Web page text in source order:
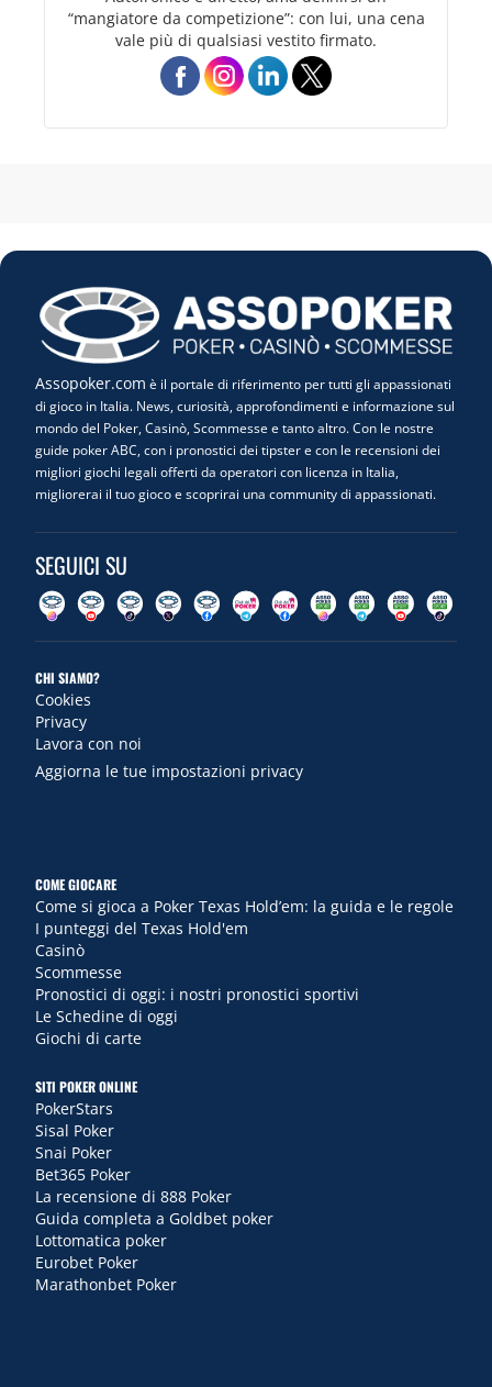
“mangiatore da competizione”: con lui, una cena
vale più di qualsiasi vestito firmato.
Assopoker.com è il portale di riferimento per tutti gli appassionati
di gioco in Italia. News, curiosità, approfondimenti e informazione sul
mondo del Poker, Casinò, Scommesse e tanto altro. Con le nostre
guide poker ABC, con i pronostici dei tipster e con le recensioni dei
migliori giochi legali offerti da operatori con licenza in Italia,
migliorerai il tuo gioco e scoprirai una community di appassionati.
SEGUICI SU
CHI SIAMO?
Cookies
Privacy
Lavora con noi
Aggiorna le tue impostazioni privacy
COME GIOCARE
Come si gioca a Poker Texas Hold’em: la guida e le regole
I punteggi del Texas Hold'em
Casinò
Scommesse
Pronostici di oggi: i nostri pronostici sportivi
Le Schedine di oggi
Giochi di carte
SITI POKER ONLINE
PokerStars
Sisal Poker
Snai Poker
Bet365 Poker
La recensione di 888 Poker
Guida completa a Goldbet poker
Lottomatica poker
Eurobet Poker
Marathonbet Poker